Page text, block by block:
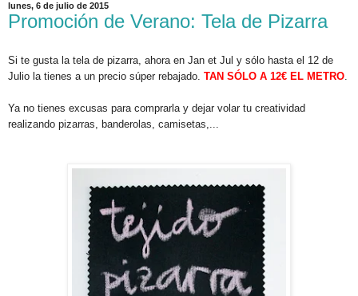
lunes, 6 de julio de 2015
Promoción de Verano: Tela de Pizarra
Si te gusta la tela de pizarra, ahora en Jan et Jul y sólo hasta el 12 de
Julio la tienes a un precio súper rebajado. TAN SÓLO A 12€ EL METRO
Ya no tienes excusas para comprarla y dejar volar tu creatividad
realizando pizarras, banderolas, camisetas,...